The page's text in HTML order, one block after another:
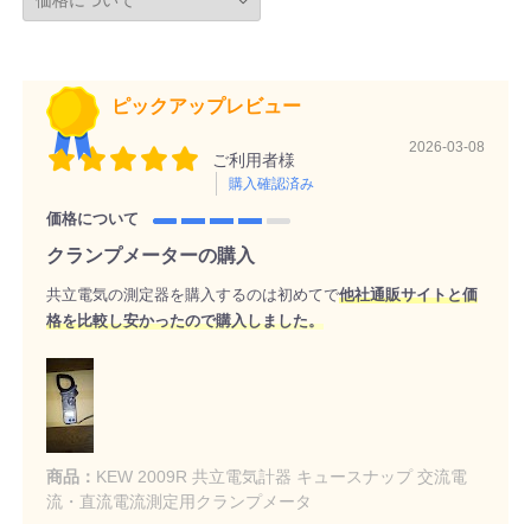
ピックアップレビュー
ご利用者様
購入確認済み
2026-03-08
価格について
クランプメーターの購入
共立電気の測定器を購入するのは初めてで他社通販サイトと価
格を比較し安かったので購入しました。
商品： KEW 2009R 共立電気計器 キュースナップ 交流電
流・直流電流測定用クランプメータ